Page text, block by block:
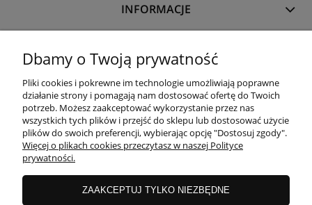
INFORMACJE
O NAS
Dbamy o Twoją prywatność
Pliki cookies i pokrewne im technologie umożliwiają poprawne
działanie strony i pomagają nam dostosować ofertę do Twoich
potrzeb. Możesz zaakceptować wykorzystanie przez nas
wszystkich tych plików i przejść do sklepu lub dostosować użycie
plików do swoich preferencji, wybierając opcję "Dostosuj zgody".
Więcej o plikach cookies przeczytasz w naszej Polityce
prywatności.
ZAAKCEPTUJ TYLKO NIEZBĘDNE